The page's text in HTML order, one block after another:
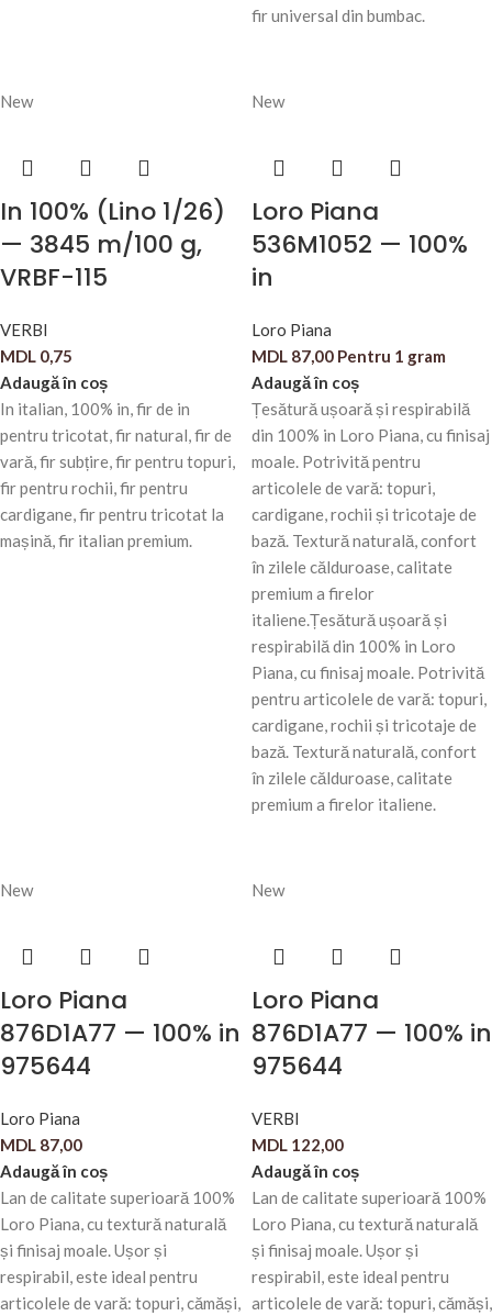
fir universal din bumbac.
New
In 100% (Lino 1/26)
— 3845 m/100 g,
VRBF-115
VERBI
MDL 0,75
Adaugă în coș
In italian, 100% in, fir de in
pentru tricotat, fir natural, fir de
vară, fir subțire, fir pentru topuri,
fir pentru rochii, fir pentru
cardigane, fir pentru tricotat la
mașină, fir italian premium.
New
Loro Piana
536M1052 — 100%
in
Loro Piana
MDL 87,00 Pentru 1 gram
Adaugă în coș
Țesătură ușoară și respirabilă
din 100% in Loro Piana, cu finisaj
moale. Potrivită pentru
articolele de vară: topuri,
cardigane, rochii și tricotaje de
bază. Textură naturală, confort
în zilele călduroase, calitate
premium a firelor
italiene.Țesătură ușoară și
respirabilă din 100% in Loro
Piana, cu finisaj moale. Potrivită
pentru articolele de vară: topuri,
cardigane, rochii și tricotaje de
bază. Textură naturală, confort
în zilele călduroase, calitate
premium a firelor italiene.
New
Loro Piana
876D1A77 — 100% in
975644
Loro Piana
MDL 87,00
Adaugă în coș
Lan de calitate superioară 100%
Loro Piana, cu textură naturală
și finisaj moale. Ușor și
respirabil, este ideal pentru
articolele de vară: topuri, cămăși,
New
Loro Piana
876D1A77 — 100% in
975644
VERBI
MDL 122,00
Adaugă în coș
Lan de calitate superioară 100%
Loro Piana, cu textură naturală
și finisaj moale. Ușor și
respirabil, este ideal pentru
articolele de vară: topuri, cămăși,